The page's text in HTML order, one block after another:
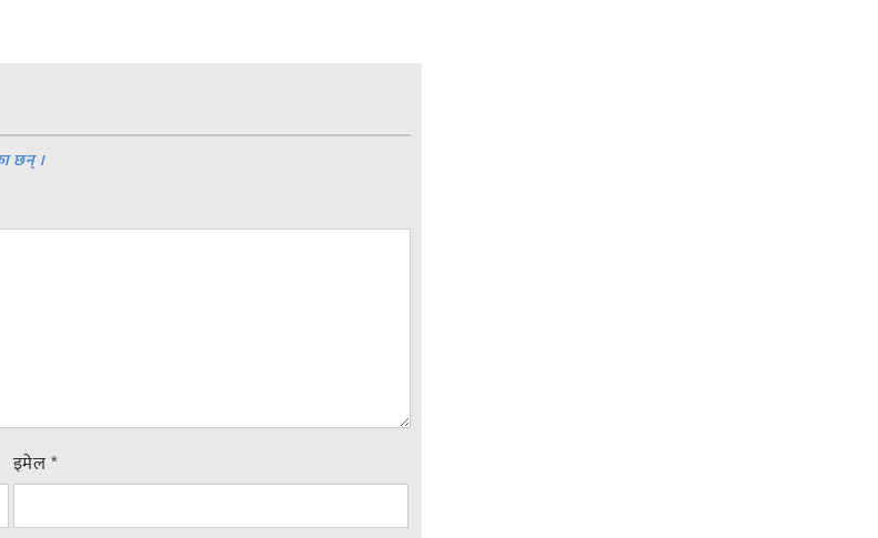
छन् ।
इमेल*